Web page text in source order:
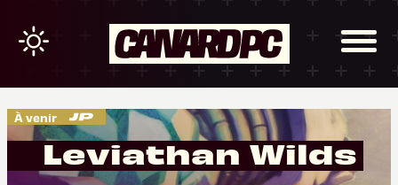
À venir
Leviathan Wilds